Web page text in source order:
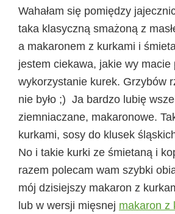
Wahałam się pomiędzy
taka klasyczną smażoną z
a makaronem z kurkami i
jestem ciekawa, jakie wy macie
wykorzystanie kurek. Grzybów
nie było ;) Ja bardzo lubię
ziemniaczane, makaronowe.
kurkami, sosy do klusek
No i takie kurki ze śmietaną i
razem polecam wam szybki
mój dzisiejszy makaron z
lub w wersji mięsnej makaron z